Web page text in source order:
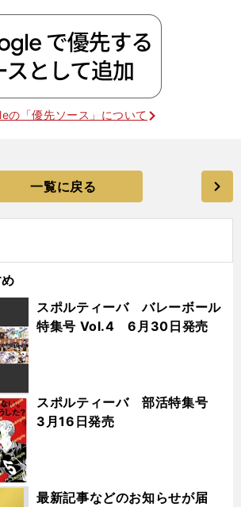
の「優先ソース」について
一覧に戻る
スポルティーバ バレーボール
特集号 Vol.4 6月30日発売
スポルティーバ 部活特集号
3月16日発売
最新記事などのお知らせが届